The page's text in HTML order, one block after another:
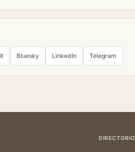
X Bluesky LinkedIn Telegram
DIRECTORIO